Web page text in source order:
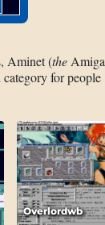
Aminet (the Amiga
for people
Overlordwb